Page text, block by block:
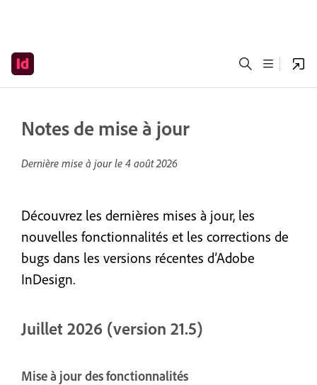
Notes de mise à jour
Dernière mise à jour le 4 août 2026
Découvrez les dernières mises à jour, les
nouvelles fonctionnalités et les corrections de
bugs dans les versions récentes d’Adobe
InDesign.
Juillet 2026 (version 21.5)
Mise à jour des fonctionnalités